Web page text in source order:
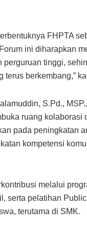
FHPTA
ini diharapkan
tinggi,
berkembang,”
S.Pd.,
ruang kolaborasi
pada peningkatan
kompetensi
melalui
serta pelatihan
terutama di SMK.